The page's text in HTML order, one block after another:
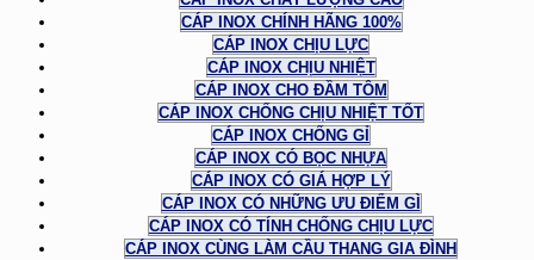
CÁP INOX CHÍNH HÃNG 100%
CÁP INOX CHỊU LỰC
CÁP INOX CHỊU NHIỆT
CÁP INOX CHO ĐẦM TÔM
CÁP INOX CHỐNG CHỊU NHIỆT TỐT
CÁP INOX CHỐNG GỈ
CÁP INOX CÓ BỌC NHỰA
CÁP INOX CÓ GIÁ HỢP LÝ
CÁP INOX CÓ NHỮNG ƯU ĐIỂM GÌ
CÁP INOX CÓ TÍNH CHỐNG CHỊU LỰC
CÁP INOX CÙNG LÀM CẦU THANG GIA ĐÌNH